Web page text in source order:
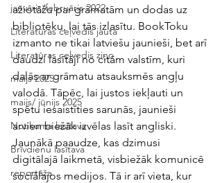
janvāris/februāris 2022
Literatūras ceļvedis jautā
Literatūras ceļvedis ziņo
maijs 2025
maijs/ jūnijs 2025
Notikuma lasītava
Brīvdienu lasītava
reportāža
ažiotāžu par grāmatām un dodas uz
bibliotēku, lai tās izlasītu. BookToku
izmanto ne tikai latviešu jaunieši, bet arī
daudzi lasītāji no citām valstīm, kuri
dalās ar grāmatu atsauksmēs angļu
valodā. Tāpēc, lai justos iekļauti un
spētu iesaistīties sarunās, jaunieši
arvien biežāk izvēlas lasīt angliski.
Jaunākā paaudze, kas dzimusi
digitālajā laikmetā, visbiežāk komunicē
sociālajos medijos. Tā ir arī vieta, kur